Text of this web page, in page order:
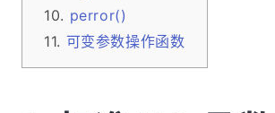
perror()
可变参数操作函数